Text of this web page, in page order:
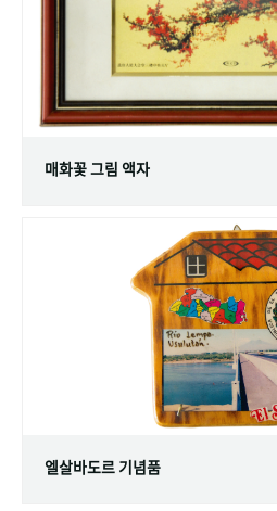
매화꽃 그림 액자
엘살바도르 기념품